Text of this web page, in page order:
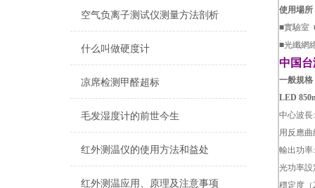
空气负离子测试仪测量方法剖析
什么叫做硬度计
凉席检测甲醛超标
毛发湿度计的前世今生
红外测温仪的使用方法和益处
红外测温应用、原理及注意事项
使用場所
■實驗室
■光纖網
中国
一般規格
LED
中心波長
用反應
輸出功率
光功率設
穩定度（